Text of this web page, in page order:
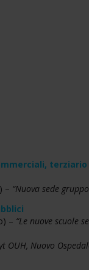
– “Nuova sede
– “Le nuove scuole
OUH, Nuovo